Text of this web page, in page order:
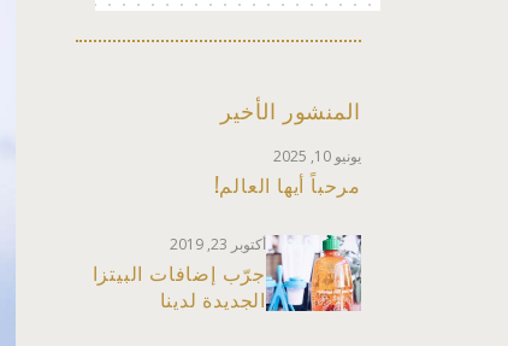
المنشور الأخير
يونيو 10, 2025
مرحباً أيها العالم!
أكتوبر 23, 2019
جرّب إضافات البيتزا
الجديدة لدينا